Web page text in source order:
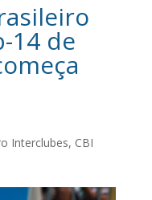
14 de
Interclubes, CBI